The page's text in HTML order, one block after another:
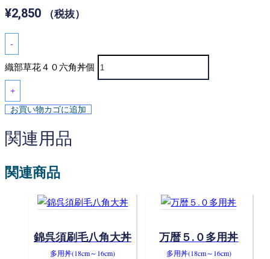
¥2,850 （税抜）
-
織部草花４０六角丼個
+
お買い物カゴに追加
関連用品
関連商品
錦呉須刷毛八角大丼
多用丼(18cm～16cm)
万暦５.０多用丼
多用丼(18cm～16cm)